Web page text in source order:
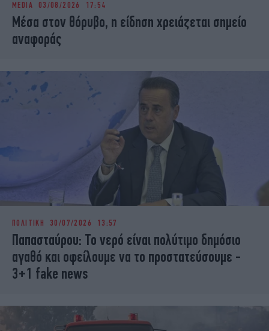
iBOOKS
OSCARS
THE OCEAN
MEDIA
NEWSLETTER
MEDIA 03/08/2026 17:54
Μέσα στον θόρυβο, η είδηση χρειάζεται σημείο
αναφοράς
ΠΟΛΙΤΙΚΗ 30/07/2026 13:57
Παπασταύρου: Το νερό είναι πολύτιμο δημόσιο
αγαθό και οφείλουμε να το προστατεύσουμε -
3+1 fake news